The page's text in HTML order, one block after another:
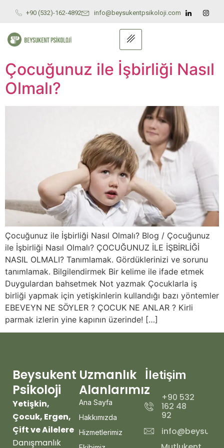
+90 (532)-162-4892 info@beysukentpsikoloji.com
Çocuğunuz ile İşbirliği Nasıl
Olmalı?
Çocuğunuz ile İşbirliği Nasıl Olmalı? Blog / Çocuğunuz
ile İşbirliği Nasıl Olmalı? ÇOCUĞUNUZ İLE İŞBİRLİĞİ
NASIL OLMALI? Tanımlamak. Gördüklerinizi ve sorunu
tanımlamak. Bilgilendirmek Bir kelime ile ifade etmek
Duygulardan bahsetmek Not yazmak Çocuklarla iş
birliği yapmak için yetişkinlerin kullandığı bazı yöntemler
EBEVEYN NE SÖYLER ? ÇOCUK NE ANLAR ? Kirli
parmak izlerin yine kapının üzerinde! […]
Beysukent
Psikoloji
Yetişkin,
Çocuk, Ergen,
Çift ve Ailelere
Danışmanlık
Uzmanlık
Alanlarımız
Ana Sayfa
Hakkımızda
Hizmetlerimiz
İletişim
+90 532
162 48
92